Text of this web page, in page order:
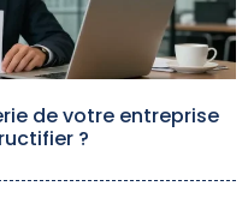
de votre entreprise
?